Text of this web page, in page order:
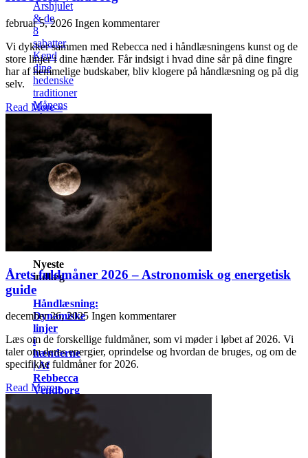
Årshjulet
& de
8
sabatter
Kend
dine
hedenske
traditioner
Månens
påvirkning
mennesker
Føler
du
også
påvirket?
Nyheder
Nyeste
indlæg
Håndlæsning:
Dynamiske
linjer
i
hænderne
| Af
Rebbecca
Vendborg
februar
februar 5, 2026 Ingen kommentarer
Vi dykker sammen med Rebecca ned i håndlæsningens kunst og de
store linjer i dine hænder. Får indsigt i hvad dine sår på dine fingre
har af hemmelige budskaber, bliv klogere på håndlæsning og på dig
selv.
Read More »
Årets fuldmåner 2026 – Astronomisk og energetisk
guide
december 26, 2025 Ingen kommentarer
Læs om de forskellige fuldmåner, som vi møder i løbet af 2026. Vi
taler om deres energier, oprindelse og hvordan de bruges, og om de
specifikke fuldmåner for 2026.
Read More »